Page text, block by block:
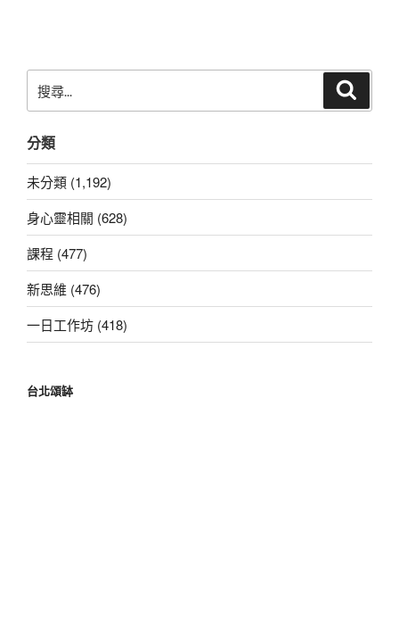
尋
鍵
字:
分類
未分類 (1,192)
身心靈相關 (628)
課程 (477)
新思維 (476)
一日工作坊 (418)
台北頌缽